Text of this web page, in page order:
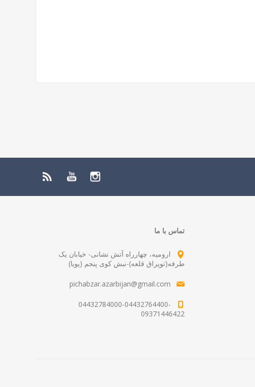
تماس با ما
ارومیه، چهارراه آتش نشانی- خیابان یک
طرفه(توپراق قلعه)-نبش کوی پنجم (پویا)
pichabzar.azarbijan@gmail.com
04432784000-04432764400-
09371446422